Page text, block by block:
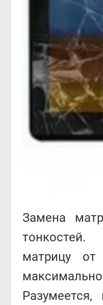
Замена
тонкостей.
матрицу